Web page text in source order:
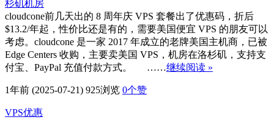
cloudcone前几天出的 8 周年庆 VPS 套餐出了优惠码，折后
$13.2/年起，性价比还是有的，需要美国便宜 VPS 的朋友可以
考虑。cloudcone 是一家 2017 年成立的老牌美国主机商，已被
Edge Centers 收购，主要卖美国 VPS，机房在洛杉矶，支持支
付宝、PayPal 充值付款方式。 ……继续阅读 »
1年前 (2025-07-21) 925浏览 0个赞
VPS优惠